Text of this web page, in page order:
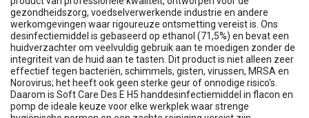
gezondheidszorg, voedselverwerkende industrie en andere
werkomgevingen waar rigoureuze ontsmetting vereist is. Ons
desinfectiemiddel is gebaseerd op ethanol (71,5%) en bevat een
huidverzachter om veelvuldig gebruik aan te moedigen zonder de
integriteit van de huid aan te tasten. Dit product is niet alleen zeer
effectief tegen bacteriën, schimmels, gisten, virussen, MRSA en
Norovirus; het heeft ook geen sterke geur of onnodige risico's.
Daarom is Soft Care Des E H5 handdesinfectiemiddel in flacon en
pomp de ideale keuze voor elke werkplek waar strenge